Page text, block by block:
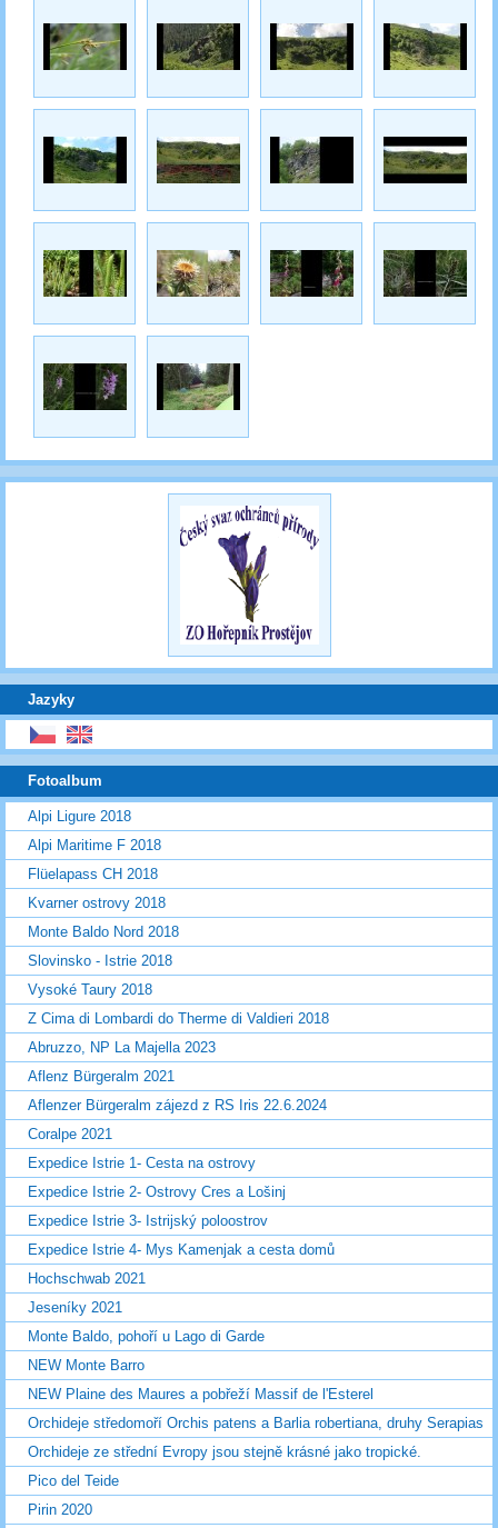
Jazyky
Fotoalbum
Alpi Ligure 2018
Alpi Maritime F 2018
Flüelapass CH 2018
Kvarner ostrovy 2018
Monte Baldo Nord 2018
Slovinsko - Istrie 2018
Vysoké Taury 2018
Z Cima di Lombardi do Therme di Valdieri 2018
Abruzzo, NP La Majella 2023
Aflenz Bürgeralm 2021
Aflenzer Bürgeralm zájezd z RS Iris 22.6.2024
Coralpe 2021
Expedice Istrie 1- Cesta na ostrovy
Expedice Istrie 2- Ostrovy Cres a Lošinj
Expedice Istrie 3- Istrijský poloostrov
Expedice Istrie 4- Mys Kamenjak a cesta domů
Hochschwab 2021
Jeseníky 2021
Monte Baldo, pohoří u Lago di Garde
NEW Monte Barro
NEW Plaine des Maures a pobřeží Massif de l'Esterel
Orchideje středomoří Orchis patens a Barlia robertiana, druhy Serapias
Orchideje ze střední Evropy jsou stejně krásné jako tropické.
Pico del Teide
Pirin 2020